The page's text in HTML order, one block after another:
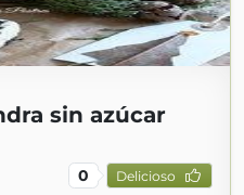
sin azúcar
0 Delicioso